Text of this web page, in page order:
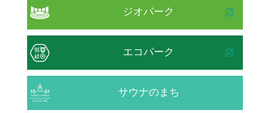
ジオパーク
エコパーク
サウナのまち